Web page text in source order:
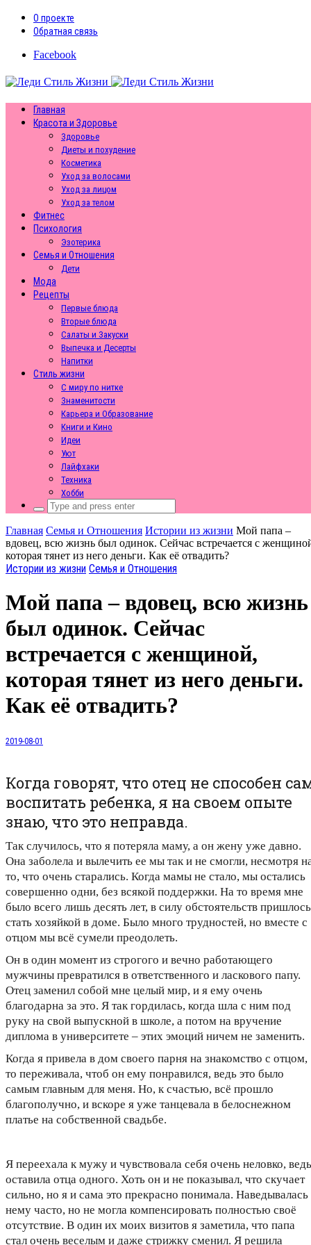
О проекте
Обратная связь
Facebook
Главная
Красота и Здоровье
Здоровье
Диеты и похудение
Косметика
Уход за волосами
Уход за лицом
Уход за телом
Фитнес
Психология
Эзотерика
Семья и Отношения
Дети
Мода
Рецепты
Первые блюда
Вторые блюда
Салаты и Закуски
Выпечка и Десерты
Напитки
Стиль жизни
С миру по нитке
Знаменитости
Карьера и Образование
Книги и Кино
Идеи
Уют
Лайфхаки
Техника
Хобби
Search
for:
Главная Семья и Отношения Истории из жизни Мой папа –
вдовец, всю жизнь был одинок. Сейчас встречается с
которая тянет из него деньги. Как её отвадить?
Истории из жизни Семья и Отношения
Мой папа – вдовец, всю жизнь
был одинок. Сейчас
встречается с женщиной,
которая тянет из него деньги.
Как её отвадить?
2019-08-01
Когда говорят, что отец не способен
воспитать ребенка, я на своем опыте
знаю, что это неправда.
Так случилось, что я потеряла маму, а он жену уже давно.
Она заболела и вылечить ее мы так и не смогли, несмотря
то, что очень старались. Когда мамы не стало, мы остались
совершенно одни, без всякой поддержки. На то время мне
было всего лишь десять лет, в силу обстоятельств пришлось
стать хозяйкой в доме. Было много трудностей, но вместе с
отцом мы всё сумели преодолеть.
Он в один момент из строгого и вечно работающего
мужчины превратился в ответственного и ласкового папу.
Отец заменил собой мне целый мир, и я ему очень
благодарна за это. Я так гордилась, когда шла с ним под
руку на свой выпускной в школе, а потом на вручение
диплома в университете – этих эмоций ничем не заменить.
Когда я привела в дом своего парня на знакомство с отцом,
то переживала, чтоб он ему понравился, ведь это было
самым главным для меня. Но, к счастью, всё прошло
благополучно, и вскоре я уже танцевала в белоснежном
платье на собственной свадьбе.
Я переехала к мужу и чувствовала себя очень неловко, ведь
оставила отца одного. Хоть он и не показывал, что скучает
сильно, но я и сама это прекрасно понимала. Наведывалась
нему часто, но не могла компенсировать полностью своё
отсутствие. В один их моих визитов я заметила, что папа
стал очень веселым и даже стрижку сменил. Я решила